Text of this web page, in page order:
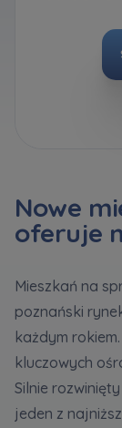
Nowe
oferuje
Mieszkań na
poznański
każdym
kluczowych
Silnie
jeden z
Rozwiń
treści
Регламент